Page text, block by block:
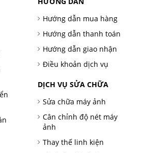
Hướng dẫn mua hàng
Hướng dẫn thanh toán
Hướng dẫn giao nhận
Điều khoản dịch vụ
DỊCH VỤ SỬA CHỮA
Sửa chữa máy ảnh
Cân chỉnh độ nét máy
ảnh
Thay thế linh kiện